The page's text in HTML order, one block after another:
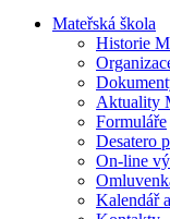
Mateřská škola
Historie
Aktuality
Formuláře
Desatero
On-line
Kalendář